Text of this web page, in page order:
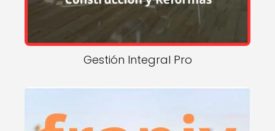
Gestión Integral Pro